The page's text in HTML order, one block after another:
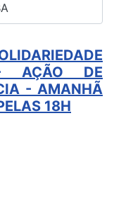
AÇÃO DE
- AMANHÃ
18H